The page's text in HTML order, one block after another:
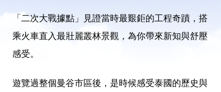
「二次大戰據點」見證當時最艱鉅的工程奇蹟，搭
乘火車直入最壯麗叢林景觀，為你帶來新知與舒壓
感受。
遊覽過整個曼谷市區後，是時候感受泰國的歷史與